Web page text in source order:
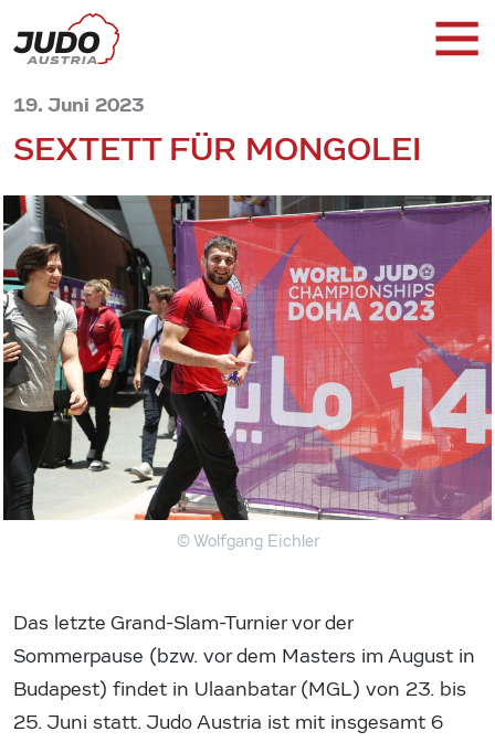
19. Juni 2023
SEXTETT FÜR MONGOLEI
© Wolfgang Eichler
Das letzte Grand-Slam-Turnier vor der
Sommerpause (bzw. vor dem Masters im August in
Budapest) findet in Ulaanbatar (MGL) von 23. bis
25. Juni statt. Judo Austria ist mit insgesamt 6